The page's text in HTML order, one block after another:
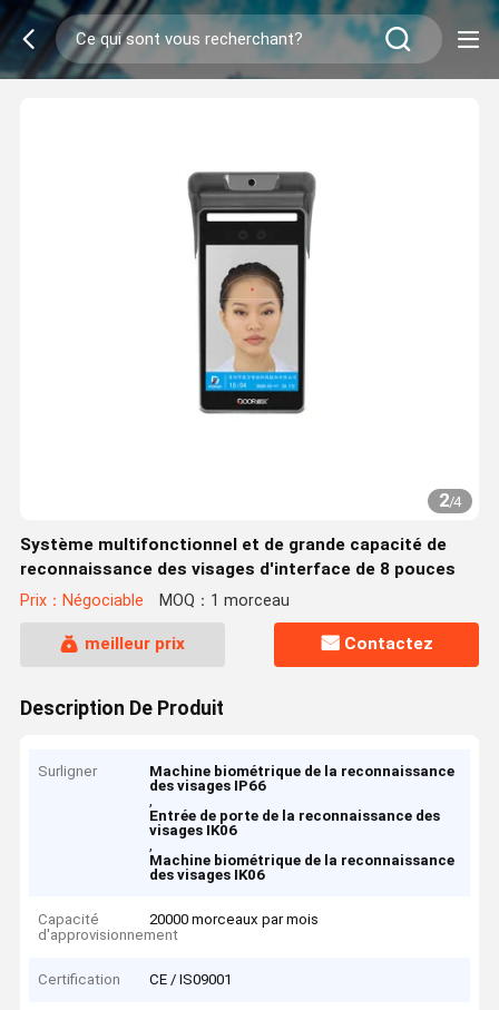
2/4
Système multifonctionnel et de grande capacité de
reconnaissance des visages d'interface de 8 pouces
Prix：Négociable MOQ：1 morceau
meilleur prix Contactez
Description De Produit
Surligner
Machine biométrique de la reconnaissance
des visages IP66
,
Entrée de porte de la reconnaissance des
visages IK06
,
Machine biométrique de la reconnaissance
des visages IK06
Capacité
d'approvisionnement
20000 morceaux par mois
Certification CE / IS09001